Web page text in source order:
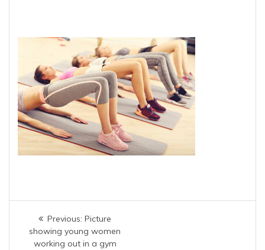
Navigation
Previous: Previous
post:
Picture
showing young women
working out in a gym